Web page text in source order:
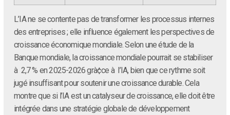
L’IA ne se contente pas de transformer les processus internes
des entreprises ; elle influence également les perspectives de
croissance économique mondiale. Selon une étude de la
Banque mondiale, la croissance mondiale pourrait se stabiliser
à 2,7 % en 2025-2026 grà¢ce à l’IA, bien que ce rythme soit
jugé insuffisant pour soutenir une croissance durable. Cela
montre que si l’IA est un catalyseur de croissance, elle doit être
intégrée dans une stratégie globale de développement